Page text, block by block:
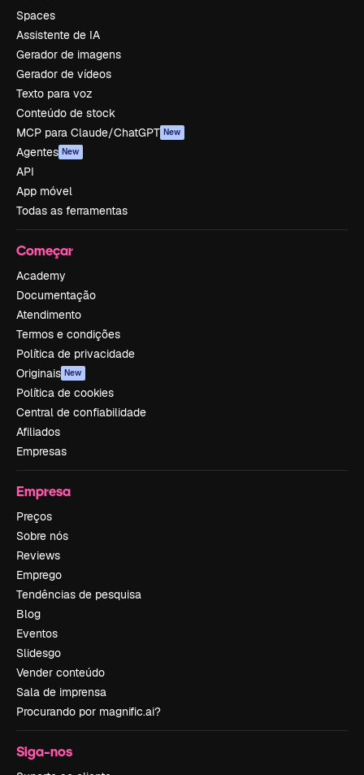
Spaces
Assistente de IA
Gerador de imagens
Gerador de vídeos
Texto para voz
Conteúdo de stock
MCP para Claude/ChatGPT New
Agentes New
API
App móvel
Todas as ferramentas
Começar
Academy
Documentação
Atendimento
Termos e condições
Política de privacidade
Originais New
Política de cookies
Central de confiabilidade
Afiliados
Empresas
Empresa
Preços
Sobre nós
Reviews
Emprego
Tendências de pesquisa
Blog
Eventos
Slidesgo
Vender conteúdo
Sala de imprensa
Procurando por magnific.ai?
Siga-nos